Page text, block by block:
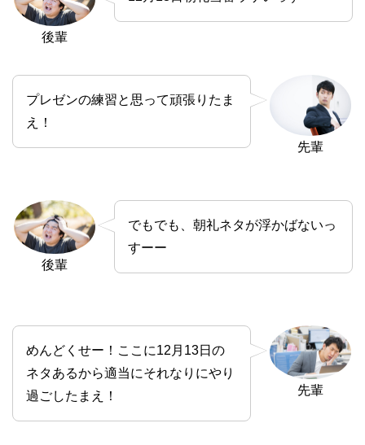
後輩
先輩
プレゼンの練習と思って頑張りたま
え！
後輩
でもでも、朝礼ネタが浮かばないっ
すーー
先輩
めんどくせー！ここに12月13日の
ネタあるから適当にそれなりにやり
過ごしたまえ！